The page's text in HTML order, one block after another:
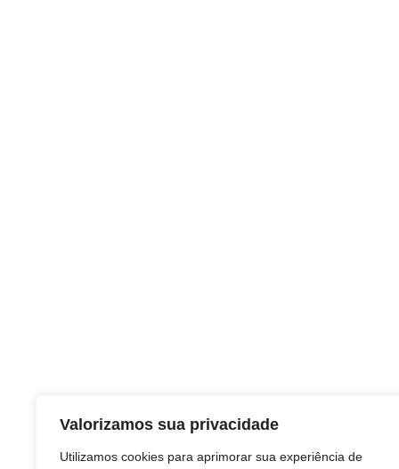
Valorizamos sua privacidade
Utilizamos cookies para aprimorar sua experiência de